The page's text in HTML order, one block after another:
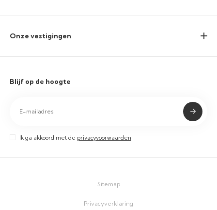
Onze vestigingen
Blijf op de hoogte
Ik ga akkoord met de privacyvoorwaarden
Sitemap
Privacyverklaring